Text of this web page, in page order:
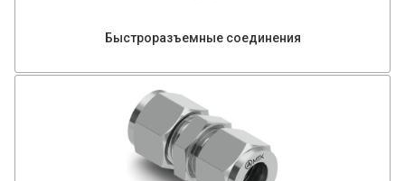
Быстроразъемные соединения